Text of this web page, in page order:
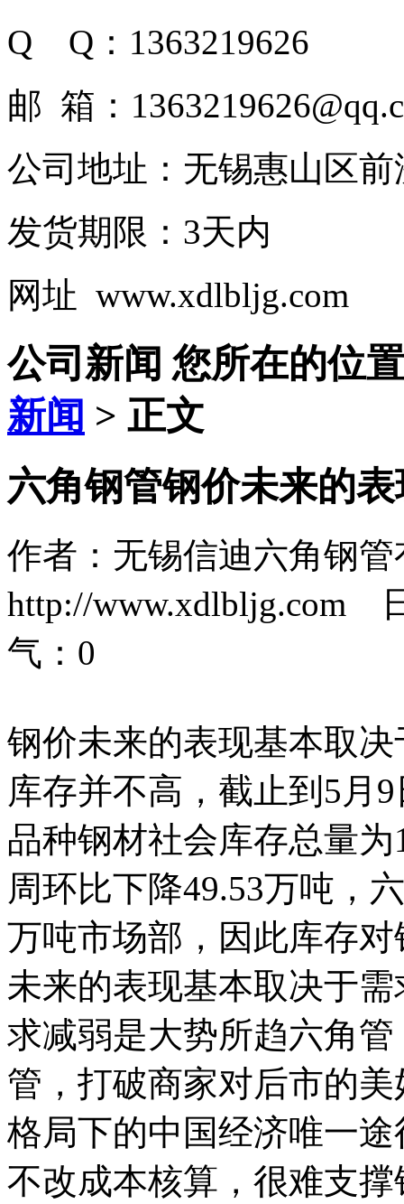
Q Q：1363219626
邮 箱：
公司地址：无锡惠山区
发货期限：3天内
网址 www.xdlbljg.com
公司新闻 您所在的位
新闻 > 正文
六角钢管钢价未来的
作者：无锡信迪六角钢
http://www.xdlbljg.com
气： 0
钢价未来的表现基本取
库存并不高，截止到5月
品种钢材社会库存总量
周环比下降49.53万吨，
万吨市场部，因此库存
未来的表现基本取决于
求减弱是大势所趋六角
管，打破商家对后市的
格局下的中国经济唯一
不改成本核算，很难支